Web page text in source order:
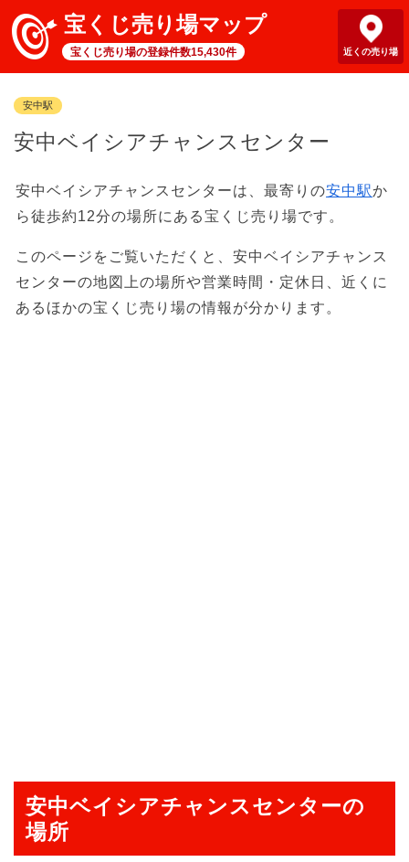
宝くじ売り場マップ
宝くじ売り場の登録件数15,430件 近くの売り場
安中駅
安中ベイシアチャンスセンター
安中ベイシアチャンスセンターは、最寄りの安中駅か
ら徒歩約12分の場所にある宝くじ売り場です。
このページをご覧いただくと、安中ベイシアチャンス
センターの地図上の場所や営業時間・定休日、近くに
あるほかの宝くじ売り場の情報が分かります。
安中ベイシアチャンスセンターの
場所